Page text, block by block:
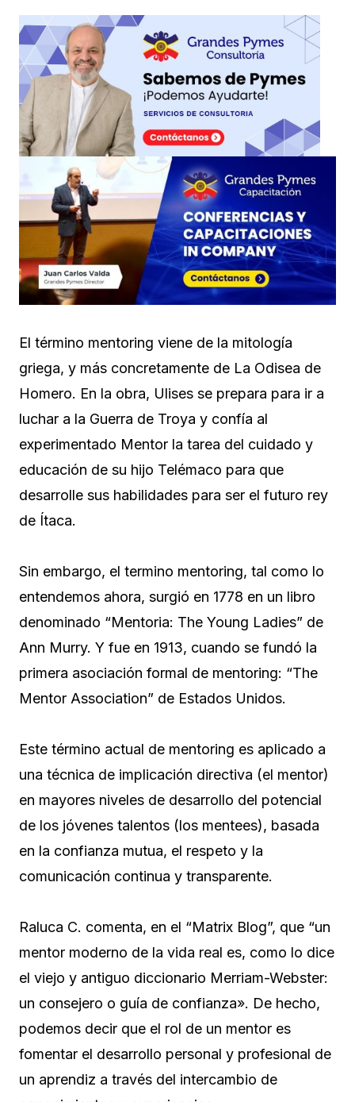
El término mentoring viene de la mitología
griega, y más concretamente de La Odisea de
Homero. En la obra, Ulises se prepara para ir a
luchar a la Guerra de Troya y confía al
experimentado Mentor la tarea del cuidado y
educación de su hijo Telémaco para que
desarrolle sus habilidades para ser el futuro rey
de Ítaca.
Sin embargo, el termino mentoring, tal como lo
entendemos ahora, surgió en 1778 en un libro
denominado “Mentoria: The Young Ladies” de
Ann Murry. Y fue en 1913, cuando se fundó la
primera asociación formal de mentoring: “The
Mentor Association” de Estados Unidos.
Este término actual de mentoring es aplicado a
una técnica de implicación directiva (el mentor)
en mayores niveles de desarrollo del potencial
de los jóvenes talentos (los mentees), basada
en la confianza mutua, el respeto y la
comunicación continua y transparente.
Raluca C. comenta, en el “Matrix Blog”, que “un
mentor moderno de la vida real es, como lo dice
el viejo y antiguo diccionario Merriam-Webster:
un consejero o guía de confianza». De hecho,
podemos decir que el rol de un mentor es
fomentar el desarrollo personal y profesional de
un aprendiz a través del intercambio de